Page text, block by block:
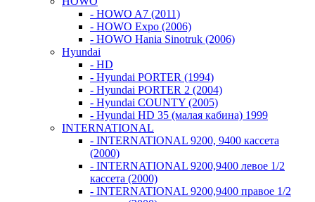
- HOWO A7 (2011)
- HOWO Expo (2006)
- HOWO Hania Sinotruk (2006)
Hyundai
- HD
- Hyundai PORTER (1994)
- Hyundai PORTER 2 (2004)
- Hyundai COUNTY (2005)
- Hyundai HD 35 (малая кабина) 1999
INTERNATIONAL
- INTERNATIONAL 9200, 9400 кассета
(2000)
- INTERNATIONAL 9200,9400 левое 1/2
кассета (2000)
- INTERNATIONAL 9200,9400 правое 1/2